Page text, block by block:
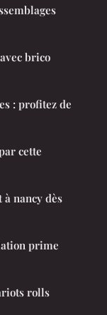
brico
: profitez de
cette
nancy dès
prime
rolls